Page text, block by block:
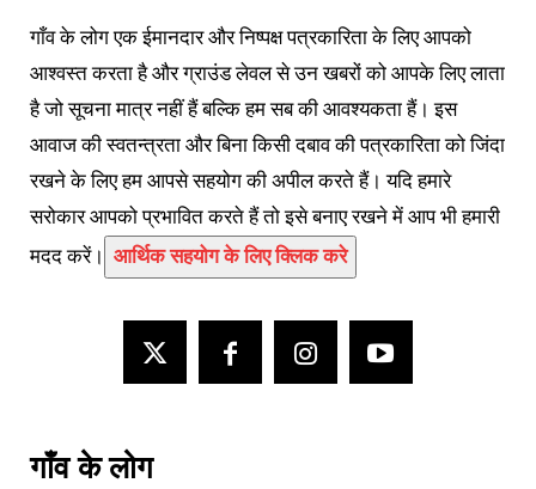
गाँव के लोग एक ईमानदार और निष्पक्ष पत्रकारिता के लिए आपको
आश्वस्त करता है और ग्राउंड लेवल से उन खबरों को आपके लिए लाता
है जो सूचना मात्र नहीं हैं बल्कि हम सब की आवश्यकता हैं। इस
आवाज की स्वतन्त्रता और बिना किसी दबाव की पत्रकारिता को जिंदा
रखने के लिए हम आपसे सहयोग की अपील करते हैं। यदि हमारे
सरोकार आपको प्रभावित करते हैं तो इसे बनाए रखने में आप भी हमारी
मदद करें। आर्थिक सहयोग के लिए क्लिक करे
गाँव के लोग